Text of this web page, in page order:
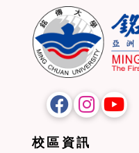
校區資訊